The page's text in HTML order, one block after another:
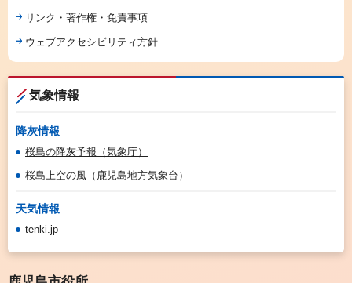
リンク・著作権・免責事項
ウェブアクセシビリティ方針
気象情報
降灰情報
桜島の降灰予報（気象庁）
桜島上空の風（鹿児島地方気象台）
天気情報
tenki.jp